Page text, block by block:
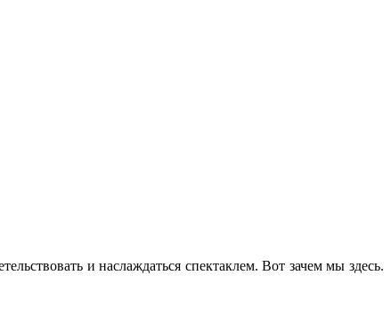
и наслаждаться спектаклем. Вот зачем мы здесь.